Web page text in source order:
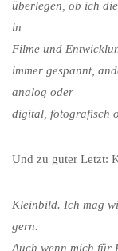
überlegen, ob ich
in
Filme und
immer gespannt,
analog oder
digital, fotografisch
Und zu guter Letzt:
Kleinbild. Ich mag
gern.
Auch wenn mich für